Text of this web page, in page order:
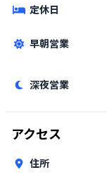
定休日
早朝営業
深夜営業
アクセス
住所